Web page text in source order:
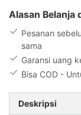
Alasan Belanja
Pesanan
sama
Garansi uang
Bisa COD -
Deskripsi